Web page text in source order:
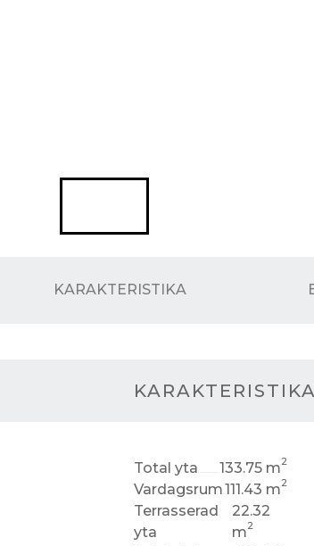
KARAKTERISTIKA
KARAKTERISTIKA
Total yta 133.75 m2
Vardagsrum111.43 m2
Terrasserad
yta
22.32
m2